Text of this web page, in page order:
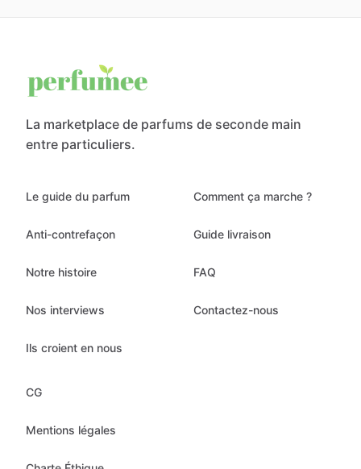
La marketplace de parfums de seconde main
entre particuliers.
Le guide du parfum
Anti-contrefaçon
Notre histoire
Nos interviews
Ils croient en nous
Comment ça marche ?
Guide livraison
FAQ
Contactez-nous
CG
Mentions légales